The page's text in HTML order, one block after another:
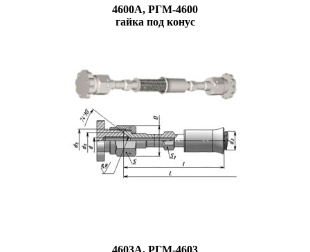
4600А, РГМ-4600
гайка под конус